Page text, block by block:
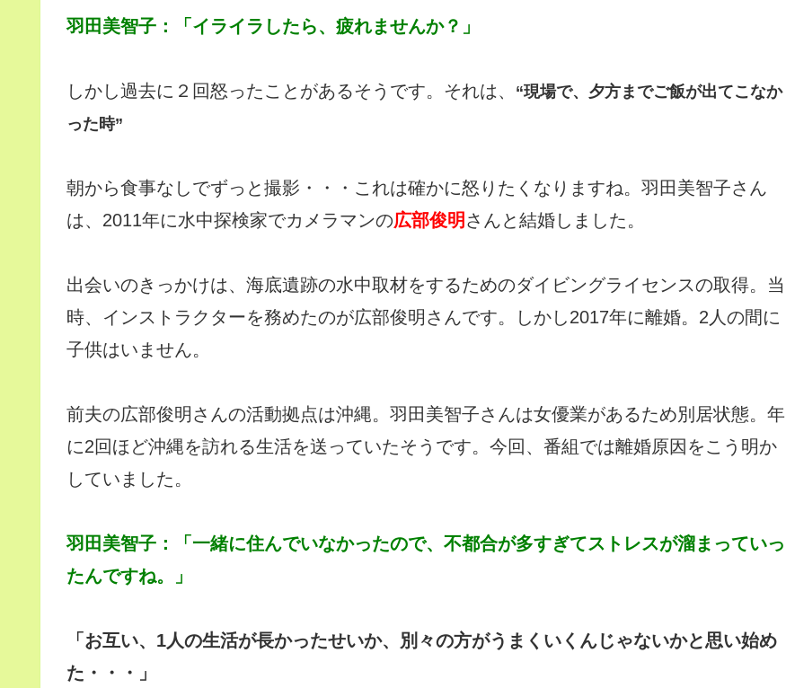
羽田美智子：「イライラしたら、疲れませんか？」
しかし過去に２回怒ったことがあるそうです。それは、 “現場で、夕方までご飯が出てこなか
った時”
朝から食事なしでずっと撮影・・・これは確かに怒りたくなりますね。羽田美智子さん
は、2011年に水中探検家でカメラマンの広部俊明 さんと結婚しました。
出会いのきっかけは、海底遺跡の水中取材をするためのダイビングライセンスの取得。当
時、インストラクターを務めたのが広部俊明さんです。しかし2017年に離婚。2人の間に
子供はいません。
前夫の広部俊明さんの活動拠点は沖縄。羽田美智子さんは女優業があるため別居状態。年
に2回ほど沖縄を訪れる生活を送っていたそうです。今回、番組では離婚原因をこう明か
していました。
羽田美智子：「一緒に住んでいなかったので、不都合が多すぎてストレスが溜まっていっ
たんですね。」
「お互い、1人の生活が長かったせいか、別々の方がうまくいくんじゃないかと思い始め
た・・・」